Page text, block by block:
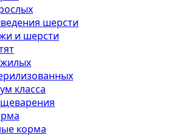
шерсти
и шерсти
класса
корма